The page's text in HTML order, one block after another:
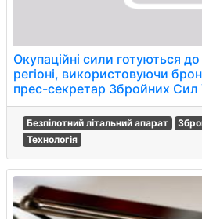
Окупаційні сили готуються
регіоні, використовуючи
прес-секретар Збройних Сил
Безпілотний літальний апарат
Технологія